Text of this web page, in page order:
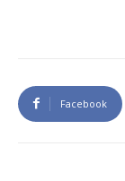
Facebook